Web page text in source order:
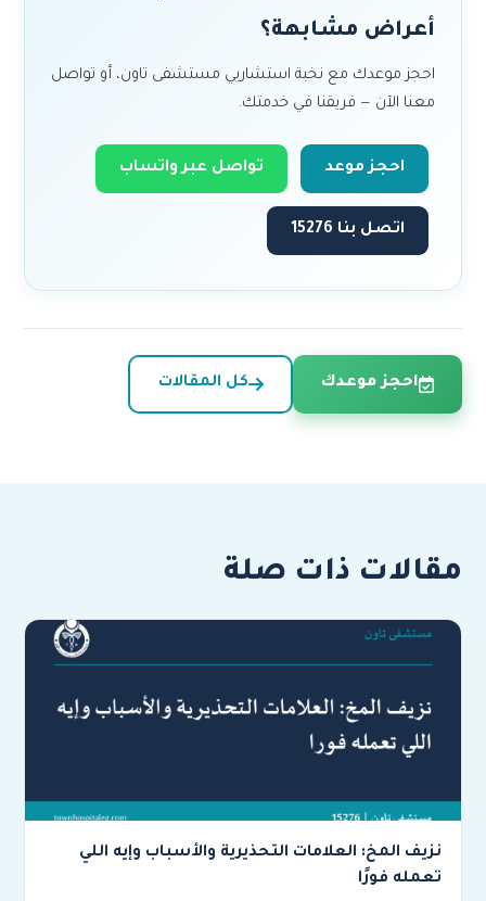
أعراض مشابهة؟
احجز موعدك مع نخبة استشاريي مستشفى تاون، أو تواصل
معنا الآن — فريقنا في خدمتك.
احجز موعد تواصل عبر واتساب
اتصل بنا 15276
احجز موعدك كل المقالات
مقالات ذات صلة
نزيف المخ: العلامات التحذيرية والأسباب وإيه اللي
تعمله فورًا